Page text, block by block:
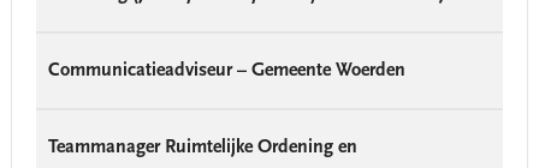
Communicatieadviseur – Gemeente Woerden
Teammanager Ruimtelijke Ordening en